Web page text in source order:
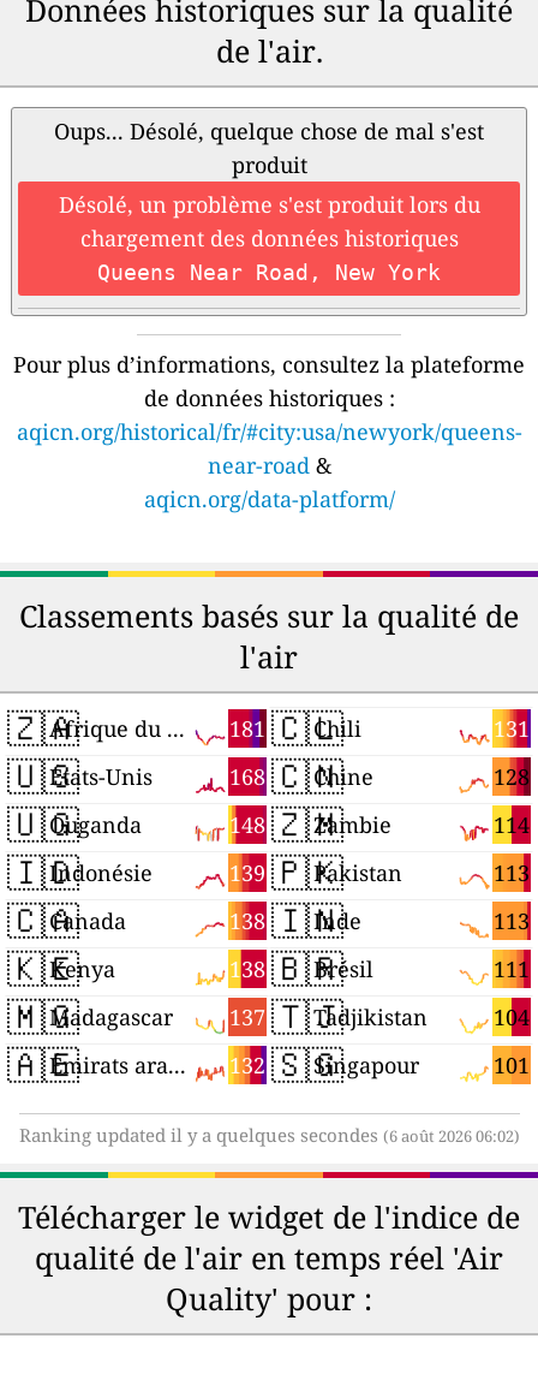
Données historiques sur la qualité
de l'air.
Oups... Désolé, quelque chose de mal s'est
produit
Désolé, un problème s'est produit lors du
chargement des données historiques
Queens Near Road, New York
Pour plus d’informations, consultez la plateforme
de données historiques :
aqicn.org/historical/fr/#city:usa/newyork/queens-
near-road &
aqicn.org/data-platform/
Classements basés sur la qualité de
l'air
🇿🇦 181
Afrique du Sud
🇺🇸 168
États-Unis
🇺🇬 148
Ouganda
🇮🇩 139
Indonésie
🇨🇦 138
Canada
🇰🇪 138
Kenya
🇲🇬 137
Madagascar
🇦🇪 132
Émirats arabes unis
🇨🇱 131
Chili
🇨🇳 128
Chine
🇿🇲 114
Zambie
🇵🇰 113
Pakistan
🇮🇳 113
Inde
🇧🇷 111
Brésil
🇹🇯 104
Tadjikistan
🇸🇬 101
Singapour
Ranking updated il y a quelques secondes (6 août 2026 06:02)
Télécharger le widget de l'indice de
qualité de l'air en temps réel 'Air
Quality' pour :